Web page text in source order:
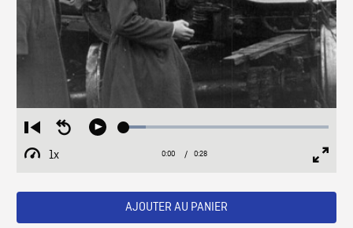
Restart
from
beginning
Seek
Play Loaded:
1x
Playback
Current
0:00 / Duration
0:28
AJOUTER AU PANIER